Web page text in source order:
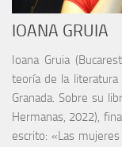
IOANA GRUIA
Ioana Gruia
teoría de la literatura
Granada. Sobre su
Hermanas, 2022),
escrito: «Las